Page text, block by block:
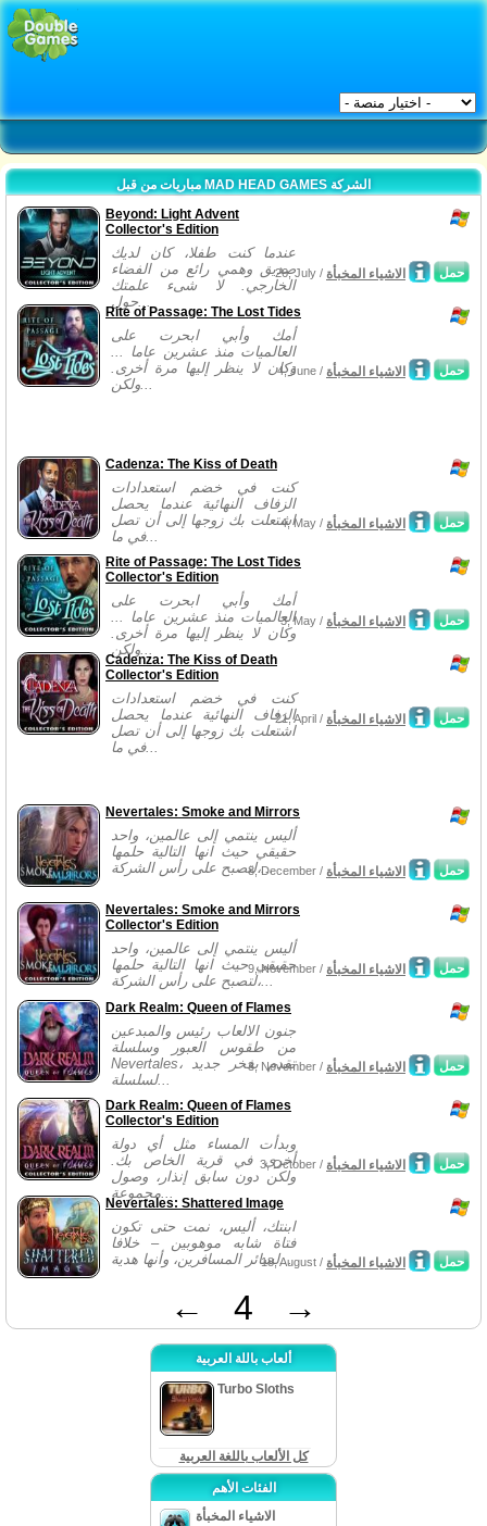
مباريات من قبل MAD HEAD GAMES الشركة
Beyond: Light Advent
Collector's Edition
عندما كنت طفلا، كان لديك
صديق وهمي رائع من الفضاء
الخارجي. لا شىء علمتك
حول...
حمل 26, July / الاشياء المخبأة
Rite of Passage: The Lost Tides
أمك وأبي ابحرت على
العالميات منذ عشرين عاما ...
وكان لا ينظر إليها مرة أخرى.
ولكن...
حمل 4, June / الاشياء المخبأة
Cadenza: The Kiss of Death
كنت في خضم استعدادات
الزفاف النهائية عندما يحصل
اشتعلت بك زوجها إلى أن تصل
في ما...
حمل 4, May / الاشياء المخبأة
Rite of Passage: The Lost Tides
Collector's Edition
أمك وأبي ابحرت على
العالميات منذ عشرين عاما ...
وكان لا ينظر إليها مرة أخرى.
ولكن...
حمل 3, May / الاشياء المخبأة
Cadenza: The Kiss of Death
Collector's Edition
كنت في خضم استعدادات
الزفاف النهائية عندما يحصل
اشتعلت بك زوجها إلى أن تصل
في ما...
حمل 21, April / الاشياء المخبأة
Nevertales: Smoke and Mirrors
أليس ينتمي إلى عالمين، واحد
حقيقي حيث انها التالية حلمها
لتصبح على رأس الشركة،...
حمل 8, December / الاشياء المخبأة
Nevertales: Smoke and Mirrors
Collector's Edition
أليس ينتمي إلى عالمين، واحد
حقيقي حيث انها التالية حلمها
لتصبح على رأس الشركة،...
حمل 9, November / الاشياء المخبأة
Dark Realm: Queen of Flames
جنون الالعاب رئيس والمبدعين
من طقوس العبور وسلسلة
Nevertales، تقدم بفخر جديد
لسلسلة...
حمل 3, November / الاشياء المخبأة
Dark Realm: Queen of Flames
Collector's Edition
وبدأت المساء مثل أي دولة
أخرى في قرية الخاص بك.
ولكن دون سابق إنذار، وصول
مجموعة...
حمل 3, October / الاشياء المخبأة
Nevertales: Shattered Image
ابنتك، أليس، نمت حتى تكون
فتاة شابه موهوبين – خلافا
لسائر المسافرين، وأنها هدية...
حمل 18, August / الاشياء المخبأة
← 4 →
ألعاب باللة العربية
Turbo Sloths
كل الألعاب باللغة العربية
الفئات الأهم
الاشياء المخبأة